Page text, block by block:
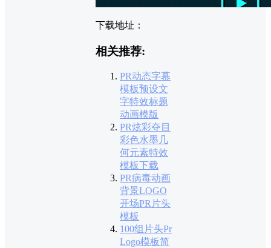
下载地址：
相关推荐:
PR动态字幕
模板预设文
字特效标题
动画模版
PR炫彩夺目
彩色水墨几
何元素特效
模板下载
PR病毒动画
背景LOGO
开场PR片头
模板
100组片头Pr
Logo模板简